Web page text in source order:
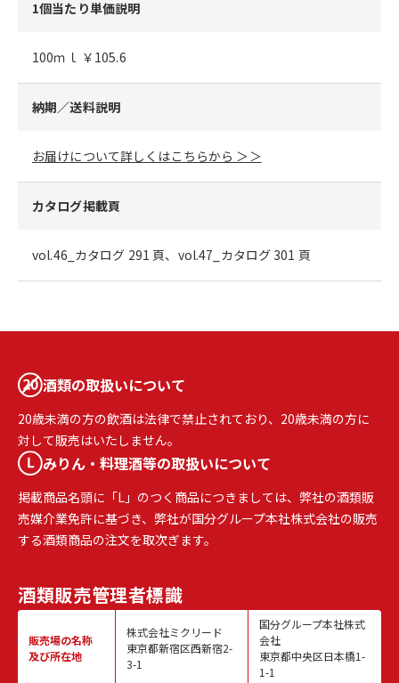
1個当たり単価説明
100ｍｌ ￥105.6
納期／送料説明
お届けについて詳しくはこちらから ＞＞
カタログ掲載頁
vol.46_カタログ 291 頁、vol.47_カタログ 301 頁
酒類の取扱いについて
20歳未満の方の飲酒は法律で禁止されており、20歳未満の方に
対して販売はいたしません。
みりん・料理酒等の取扱いについて
掲載商品名頭に「L」のつく商品につきましては、弊社の酒類販
売媒介業免許に基づき、弊社が国分グループ本社株式会社の販売
する酒類商品の注文を取次ぎます。
酒類販売管理者標識
販売場の名称
及び所在地
株式会社ミクリード
東京都新宿区西新宿2-
3-1
国分グループ本社株式
会社
東京都中央区日本橋1-
1-1